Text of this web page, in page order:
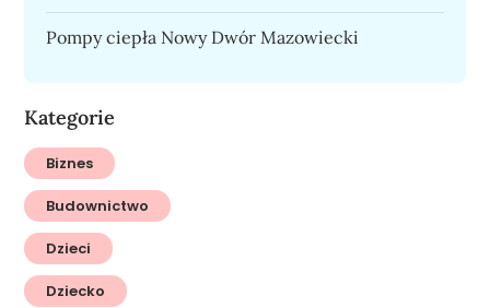
Pompy ciepła Nowy Dwór Mazowiecki
Kategorie
Biznes
Budownictwo
Dzieci
Dziecko